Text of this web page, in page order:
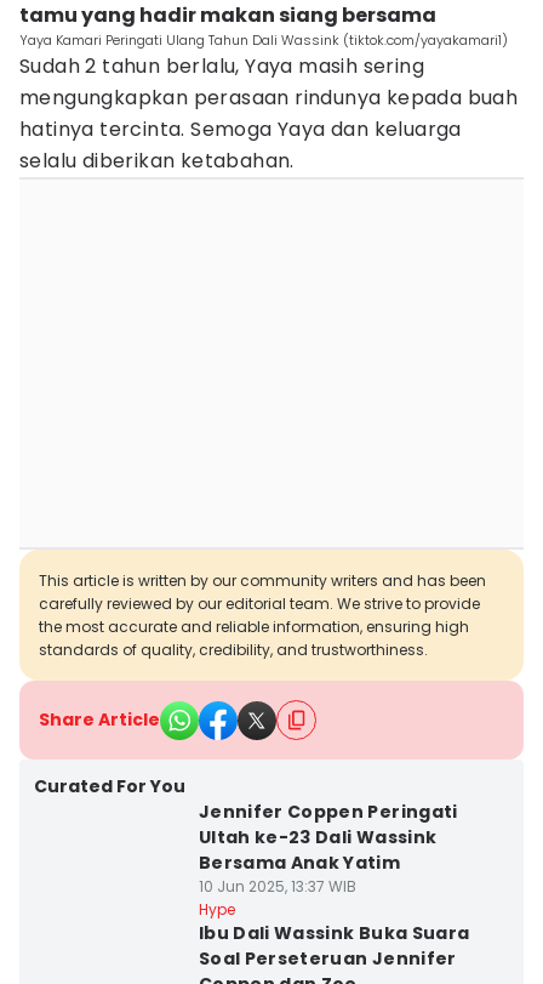
tamu yang hadir makan siang bersama
Yaya Kamari Peringati Ulang Tahun Dali Wassink (tiktok.com/yayakamari1)
Sudah 2 tahun berlalu, Yaya masih sering
mengungkapkan perasaan rindunya kepada buah
hatinya tercinta. Semoga Yaya dan keluarga
selalu diberikan ketabahan.
This article is written by our community writers and has been
carefully reviewed by our editorial team. We strive to provide
the most accurate and reliable information, ensuring high
standards of quality, credibility, and trustworthiness.
Share Article
Curated For You
Jennifer Coppen Peringati
Ultah ke-23 Dali Wassink
Bersama Anak Yatim
10 Jun 2025, 13:37 WIB
Hype
Ibu Dali Wassink Buka Suara
Soal Perseteruan Jennifer